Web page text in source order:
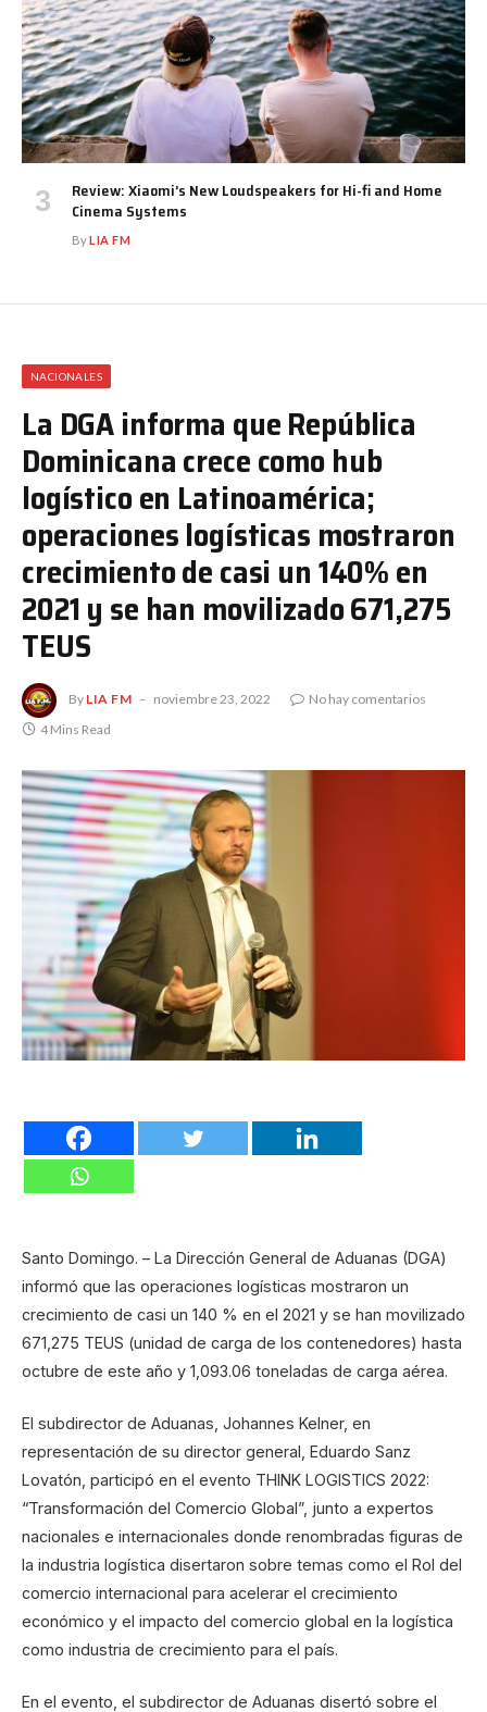
Review: Xiaomi’s New Loudspeakers for Hi-fi and Home
Cinema Systems
ByLIA FM
NACIONALES
La DGA informa que República
Dominicana crece como hub
logístico en Latinoamérica;
operaciones logísticas mostraron
crecimiento de casi un 140% en
2021 y se han movilizado 671,275
TEUS
By LIA FM noviembre 23, 2022
No hay comentarios
4 Mins Read
Santo Domingo. – La Dirección General de Aduanas (DGA)
informó que las operaciones logísticas mostraron un
crecimiento de casi un 140 % en el 2021 y se han movilizado
671,275 TEUS (unidad de carga de los contenedores) hasta
octubre de este año y 1,093.06 toneladas de carga aérea.
El subdirector de Aduanas, Johannes Kelner, en
representación de su director general, Eduardo Sanz
Lovatón, participó en el evento THINK LOGISTICS 2022:
“Transformación del Comercio Global”, junto a expertos
nacionales e internacionales donde renombradas figuras de
la industria logística disertaron sobre temas como el Rol del
comercio internacional para acelerar el crecimiento
económico y el impacto del comercio global en la logística
como industria de crecimiento para el país.
En el evento, el subdirector de Aduanas disertó sobre el